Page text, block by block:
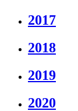
2017
2018
2019
2020